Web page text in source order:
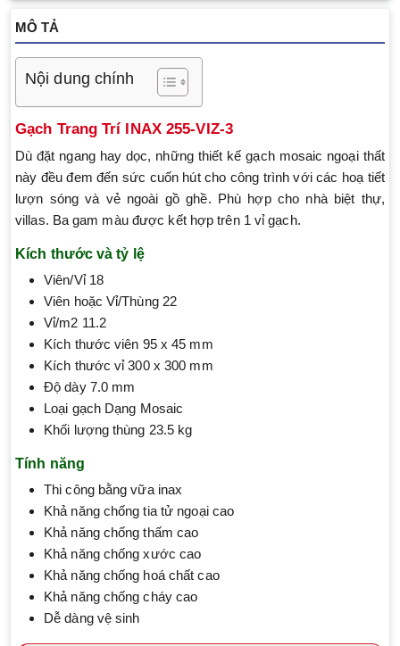
MÔ TẢ
Nội dung chính
Gạch Trang Trí INAX 255-VIZ-3
Dù đặt ngang hay dọc, những thiết kế gạch mosaic ngoại thất
này đều đem đến sức cuốn hút cho công trình với các hoạ tiết
lượn sóng và vẻ ngoài gồ ghề. Phù hợp cho nhà biệt thự,
villas. Ba gam màu được kết hợp trên 1 vỉ gạch.
Kích thước và tỷ lệ
Viên/Vỉ 18
Viên hoặc Vỉ/Thùng 22
Vỉ/m2 11.2
Kích thước viên 95 x 45 mm
Kích thước vỉ 300 x 300 mm
Độ dày 7.0 mm
Loại gạch Dạng Mosaic
Khối lượng thùng 23.5 kg
Tính năng
Thi công bằng vữa inax
Khả năng chống tia tử ngoại cao
Khả năng chống thấm cao
Khả năng chống xước cao
Khả năng chống hoá chất cao
Khả năng chống cháy cao
Dễ dàng vệ sinh